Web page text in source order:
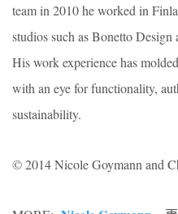
team in 2010 he worked in
studios such as Bonetto Design
His work experience has
with an eye for functionality,
sustainability.
© 2014 Nicole Goymann and